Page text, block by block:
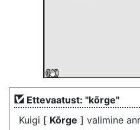
Ettevaatust: "kõrge"
Kuigi [ Kõrge ] valimine